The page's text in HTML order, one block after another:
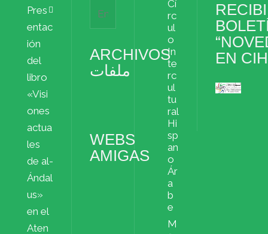
Pres
entac
ión
del
libro
«Visi
ones
actua
les
de al-
Ándal
us»
en el
Aten
ARCHIVOS
ملفات
WEBS
AMIGAS
Cí
rc
ul
o
In
te
rc
ul
tu
ral
Hi
sp
an
o
Ár
a
b
e
M
EN